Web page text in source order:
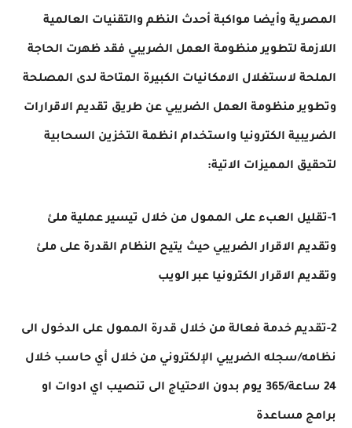
المصرية وأيضا مواكبة أحدث النظم والتقنيات العالمية
اللازمة لتطوير منظومة العمل الضريبي فقد ظهرت الحاجة
الملحة لاستغلال الامكانيات الكبيرة المتاحة لدى المصلحة
وتطوير منظومة العمل الضريبي عن طريق تقديم الاقرارات
الضريبية الكترونيا واستخدام انظمة التخزين السحابية
لتحقيق المميزات الاتية:
1-تقليل العبء على الممول من خلال تيسير عملية ملئ
وتقديم الاقرار الضريبي حيث يتيح النظام القدرة على ملئ
وتقديم الاقرار الكترونيا عبر الويب
2-تقديم خدمة فعالة من خلال قدرة الممول على الدخول الى
نظامه/سجله الضريبي الإلكتروني من خلال أي حاسب خلال
24 ساعة/365 يوم بدون الاحتياج الى تنصيب اي ادوات او
برامج مساعدة